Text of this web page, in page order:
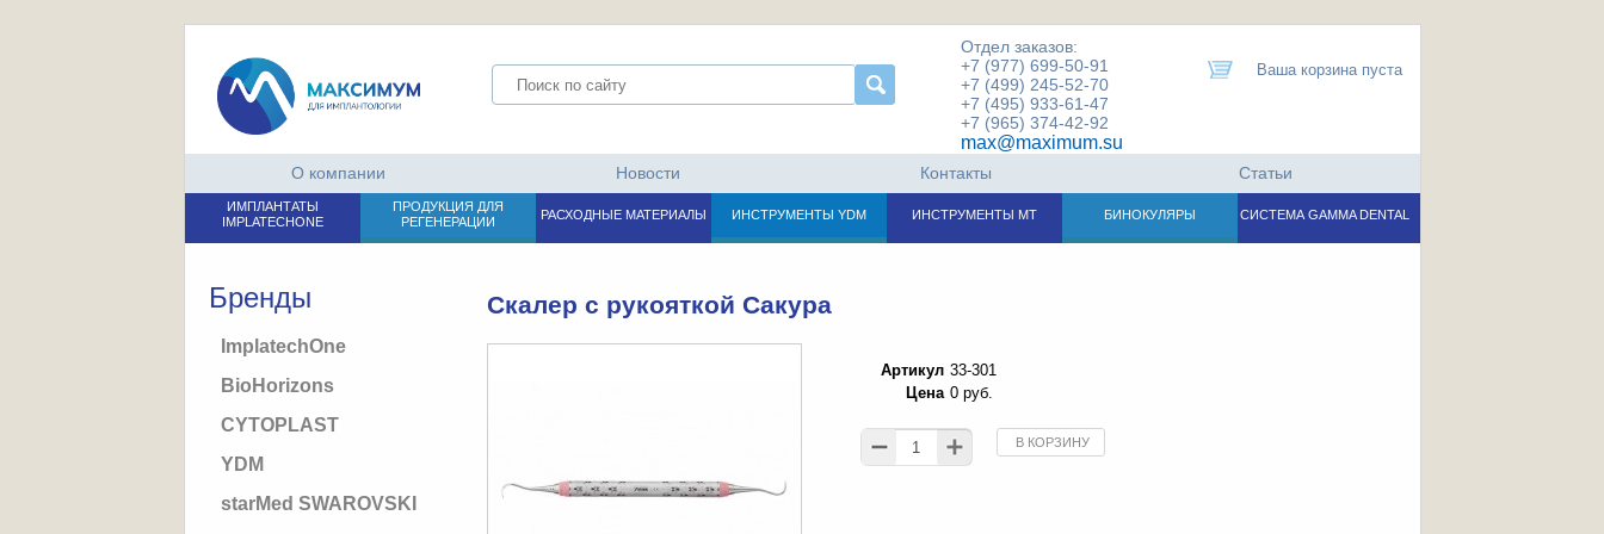
Отдел заказов:
+7 (977) 699-50-91
+7 (499) 245-52-70
+7 (495) 933-61-47
+7 (965) 374-42-92
max@maximum.su
Ваша корзина пуста
О компании Новости Контакты Статьи
ИМПЛАНТАТЫ
IMPLATECHONE
ПРОДУКЦИЯ ДЛЯ
РЕГЕНЕРАЦИИ
РАСХОДНЫЕ МАТЕРИАЛЫ ИНСТРУМЕНТЫ YDM ИНСТРУМЕНТЫ МТ БИНОКУЛЯРЫ СИСТЕМА GAMMA DENTAL
Бренды
ImplatechOne
BioHorizons
CYTOPLAST
YDM
starMed SWAROVSKI
Скалер с рукояткой Сакура
Артикул 33-301
Цена 0 руб.
В КОРЗИНУ